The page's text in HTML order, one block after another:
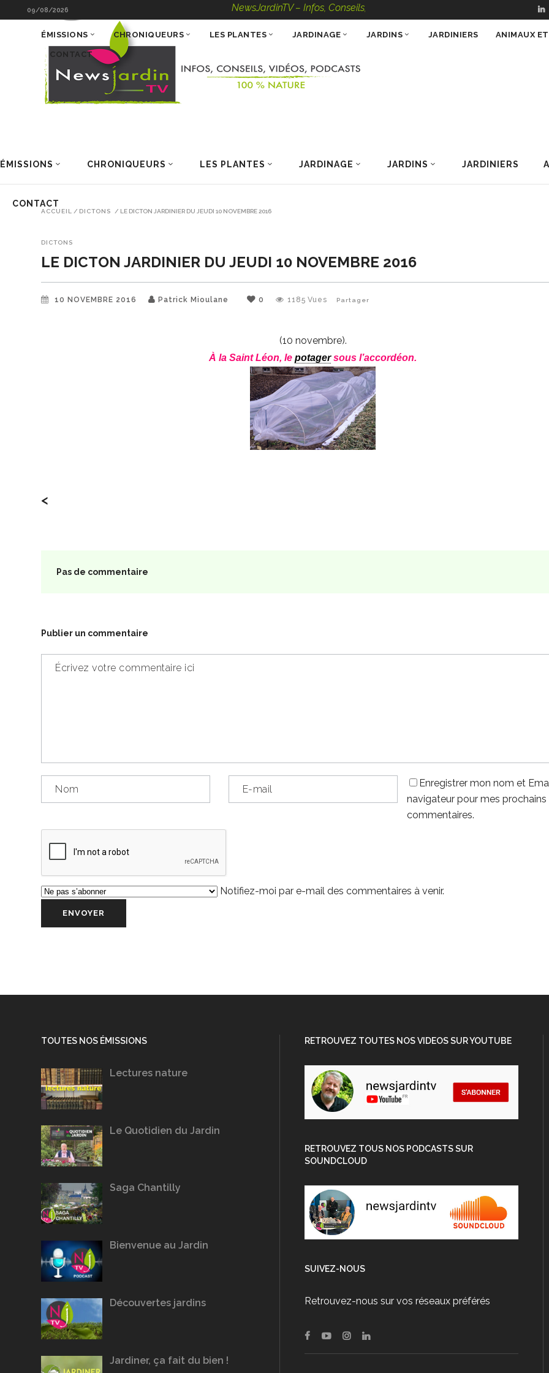
09/08/2026 NewsJardinTV – Infos, Conseils, Vidéos, Podcasts – 100 % Nature
ÉMISSIONS CHRONIQUEURS LES PLANTES JARDINAGE JARDINS JARDINIERS
CONTACT
ÉMISSIONS CHRONIQUEURS LES PLANTES JARDINAGE JARDINS JARDINIERS ANIMAUX
CONTACT
ACCUEIL / DICTONS / LE DICTON JARDINIER DU JEUDI 10 NOVEMBRE 2016
DICTONS
LE DICTON JARDINIER DU JEUDI 10 NOVEMBRE 2016
10 NOVEMBRE 2016 Patrick Mioulane 0 1185 Vues Partager
(10 novembre).
À la Saint Léon, lepotagersous l’accordéon.
<
Pas de commentaire
Publier un commentaire
Enregistrer mon nom et
navigateur pour mes prochains
commentaires.
Notifiez-moi par e-mail des commentaires à venir.
TOUTES NOS ÉMISSIONS
Lectures nature
Le Quotidien du Jardin
Saga Chantilly
Bienvenue au Jardin
Découvertes jardins
Jardiner, ça fait du bien !
RETROUVEZ TOUTES NOS VIDEOS SUR YOUTUBE
RETROUVEZ TOUS NOS PODCASTS SUR
SOUNDCLOUD
SUIVEZ-NOUS
Retrouvez-nous sur vos réseaux préférés